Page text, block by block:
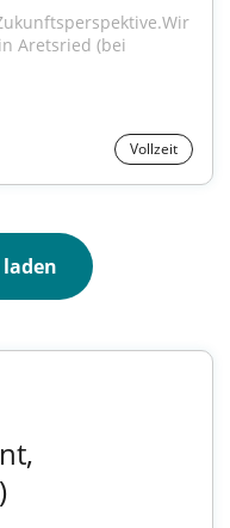
Vollzeit